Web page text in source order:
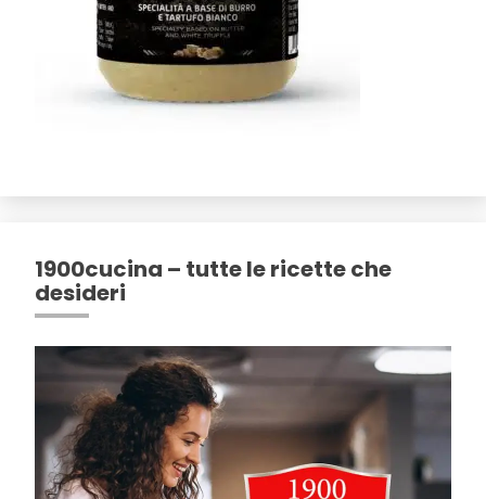
1900cucina – tutte le ricette che
desideri